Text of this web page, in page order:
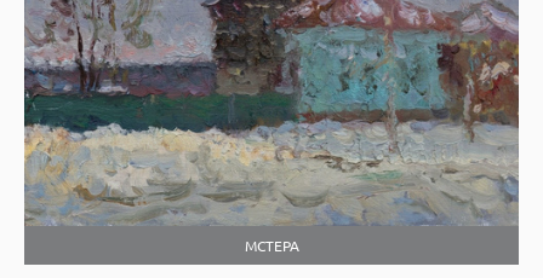
МСТЕРА